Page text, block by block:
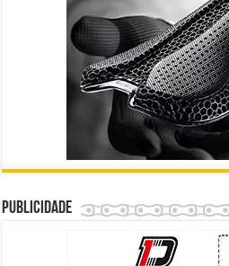
Publicidade